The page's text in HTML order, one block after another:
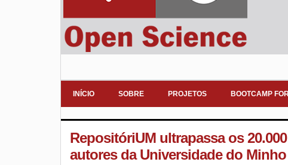
INÍCIO SOBRE PROJETOS BOOTCAMP
RepositóriUM ultrapassa os
autores da Universidade do Minho